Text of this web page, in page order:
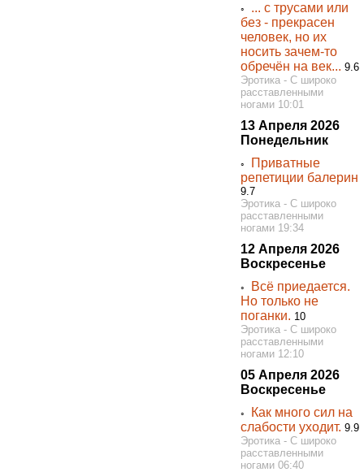
◦ ... с трусами или
без - прекрасен
человек, но их
носить зачем-то
обречён на век... 9.6
Эротика - С широко
расставленными
ногами 10:01
13 Апреля 2026
Понедельник
◦
Приватные
репетиции балерин
9.7
Эротика - С широко
расставленными
ногами 19:34
12 Апреля 2026
Воскресенье
◦
Всё приедается.
Но только не
поганки. 10
Эротика - С широко
расставленными
ногами 12:10
05 Апреля 2026
Воскресенье
◦
Как много сил на
слабости уходит. 9.9
Эротика - С широко
расставленными
ногами 06:40